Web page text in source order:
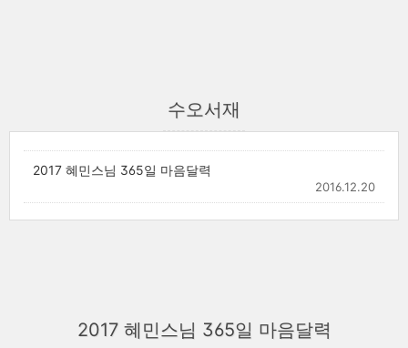
수오서재
2017 혜민스님 365일 마음달력
2016.12.20
2017 혜민스님 365일 마음달력